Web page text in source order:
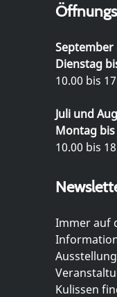
September
Dienstag
10.00 bis
Juli und
Montag
10.00 bis
Immer auf
Kulissen